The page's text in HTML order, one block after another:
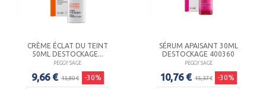
CRÈME ÉCLAT DU TEINT
50ML DESTOCKAGE...
PEGGY SAGE
9,66 € 13,80 € -30%
SÉRUM APAISANT 30ML
DESTOCKAGE 400360
PEGGY SAGE
10,76 € 15,37 € -30%